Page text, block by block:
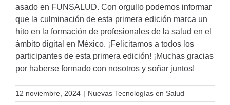
asado en FUNSALUD. Con orgullo podemos informar
que la culminación de esta primera edición marca un
hito en la formación de profesionales de la salud en el
ámbito digital en México. ¡Felicitamos a todos los
participantes de esta primera edición! ¡Muchas gracias
por haberse formado con nosotros y soñar juntos!
12 noviembre, 2024 | Nuevas Tecnologías en Salud